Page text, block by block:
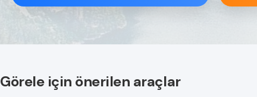
Görele için önerilen araçlar